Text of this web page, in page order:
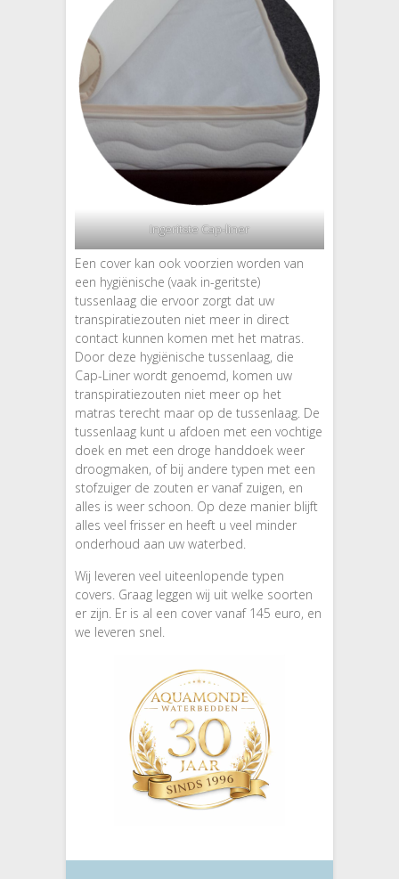
Ingeritste Cap-liner
Een cover kan ook voorzien worden van
een hygiënische (vaak in-geritste)
tussenlaag die ervoor zorgt dat uw
transpiratiezouten niet meer in direct
contact kunnen komen met het matras.
Door deze hygiënische tussenlaag, die
Cap-Liner wordt genoemd, komen uw
transpiratiezouten niet meer op het
matras terecht maar op de tussenlaag. De
tussenlaag kunt u afdoen met een vochtige
doek en met een droge handdoek weer
droogmaken, of bij andere typen met een
stofzuiger de zouten er vanaf zuigen, en
alles is weer schoon. Op deze manier blijft
alles veel frisser en heeft u veel minder
onderhoud aan uw waterbed.
Wij leveren veel uiteenlopende typen
covers. Graag leggen wij uit welke soorten
er zijn. Er is al een cover vanaf 145 euro, en
we leveren snel.